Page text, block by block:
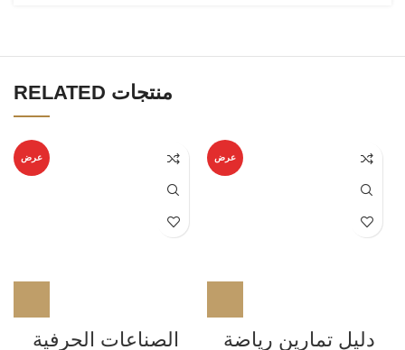
RELATED منتجات
عرض
الصناعات الحرفية
عرض
دليل تمارين رياضة